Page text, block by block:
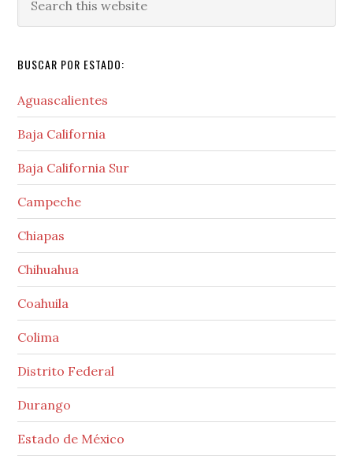
this
BUSCAR POR ESTADO:
Aguascalientes
Baja California
Baja California Sur
Campeche
Chiapas
Chihuahua
Coahuila
Colima
Distrito Federal
Durango
Estado de México